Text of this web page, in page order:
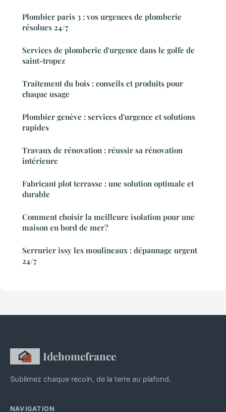
Plombier paris 3 : vos urgences de plomberie
résolues 24/7
Services de plomberie d'urgence dans le golfe de
saint-tropez
Traitement du bois : conseils et produits pour
chaque usage
Plombier genève : services d'urgence et solutions
rapides
Travaux de rénovation : réussir sa rénovation
intérieure
Fabricant plot terrasse : une solution optimale et
durable
Comment choisir la meilleure isolation pour une
maison en bord de mer?
Serrurier issy les moulineaux : dépannage urgent
24/7
Idehomefrance
Sublimez chaque recoin, de la terre au plafond.
NAVIGATION